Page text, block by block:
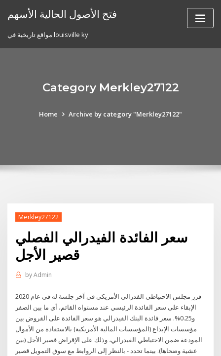
فتح الأصول الحالية الأسهم
مواقع تاريخية في louisville ky
Category Merkley27122
Home Archive by category "Merkley27122"
Merkley27122
سعر الفائدة الفيدرالي الفصلي
قصير الأجل
byAdmin
قرر مجلس الاحتياطي الفدرالي الأمريكي في آخر جلسة له في عام 2020
الإبقاء على سعر الفائدة الرئيسي عند مستواه القائم، أي ما بين الصفر
و0.25%. سعر فائدة البنك الفيدرالي هو سعر الفائدة على القروض بين
مؤسسات الإيداع (المؤسسات المالية الأمريكية) بالاستفادة من الأموال
المودعة ضمن الاحتياطي الفيدرالي، وذلك على الإقراض قصير الأجل (بين
عشية وضحاها). بينما تحدد - بالنظر إلى الروابط مع سوق التمويل قصير